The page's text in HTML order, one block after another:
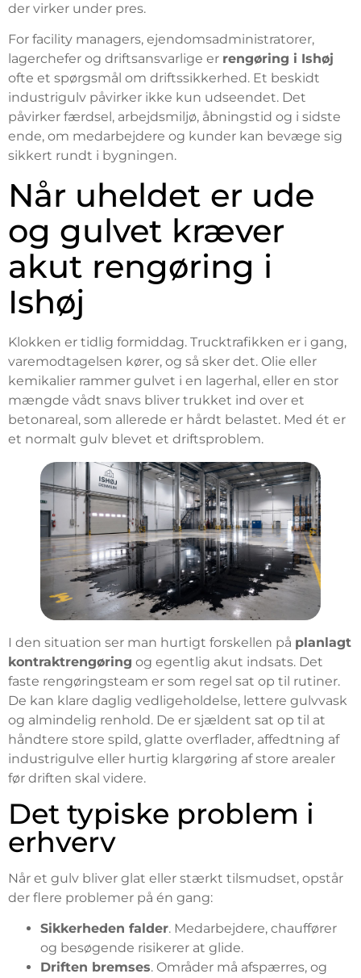
der virker under pres.
For facility managers, ejendomsadministratorer,
lagerchefer og driftsansvarlige er rengøring i Ishøj
ofte et spørgsmål om driftssikkerhed. Et beskidt
industrigulv påvirker ikke kun udseendet. Det
påvirker færdsel, arbejdsmiljø, åbningstid og i sidste
ende, om medarbejdere og kunder kan bevæge sig
sikkert rundt i bygningen.
Når uheldet er ude
og gulvet kræver
akut rengøring i
Ishøj
Klokken er tidlig formiddag. Trucktrafikken er i gang,
varemodtagelsen kører, og så sker det. Olie eller
kemikalier rammer gulvet i en lagerhal, eller en stor
mængde vådt snavs bliver trukket ind over et
betonareal, som allerede er hårdt belastet. Med ét er
et normalt gulv blevet et driftsproblem.
I den situation ser man hurtigt forskellen på planlagt
kontraktrengøring og egentlig akut indsats. Det
faste rengøringsteam er som regel sat op til rutiner.
De kan klare daglig vedligeholdelse, lettere gulvvask
og almindelig renhold. De er sjældent sat op til at
håndtere store spild, glatte overflader, affedtning af
industrigulve eller hurtig klargøring af store arealer
før driften skal videre.
Det typiske problem i
erhverv
Når et gulv bliver glat eller stærkt tilsmudset, opstår
der flere problemer på én gang:
Sikkerheden falder. Medarbejdere, chauffører
og besøgende risikerer at glide.
Driften bremses. Områder må afspærres, og